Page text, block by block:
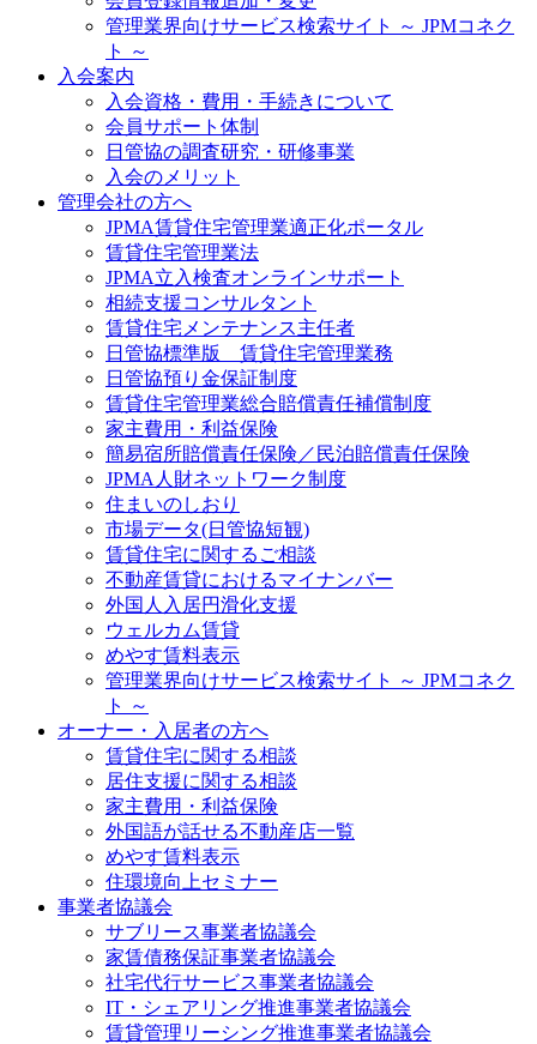
管理業界向けサービス検索サイト ～ JPMコネク
ト ～
入会案内
入会資格・費用・手続きについて
会員サポート体制
日管協の調査研究・研修事業
入会のメリット
管理会社の方へ
JPMA賃貸住宅管理業適正化ポータル
賃貸住宅管理業法
JPMA立入検査オンラインサポート
相続支援コンサルタント
賃貸住宅メンテナンス主任者
日管協標準版 賃貸住宅管理業務
日管協預り金保証制度
賃貸住宅管理業総合賠償責任補償制度
家主費用・利益保険
簡易宿所賠償責任保険／民泊賠償責任保険
JPMA人財ネットワーク制度
住まいのしおり
市場データ(日管協短観)
賃貸住宅に関するご相談
不動産賃貸におけるマイナンバー
外国人入居円滑化支援
ウェルカム賃貸
めやす賃料表示
管理業界向けサービス検索サイト ～ JPMコネク
ト ～
オーナー・入居者の方へ
賃貸住宅に関する相談
居住支援に関する相談
家主費用・利益保険
外国語が話せる不動産店一覧
めやす賃料表示
住環境向上セミナー
事業者協議会
サブリース事業者協議会
家賃債務保証事業者協議会
社宅代行サービス事業者協議会
IT・シェアリング推進事業者協議会
賃貸管理リーシング推進事業者協議会